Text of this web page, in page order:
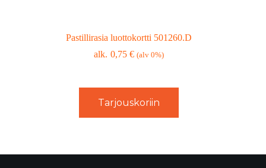
Pastillirasia luottokortti 501260.D
0,75€ (alv 0%)
Tarjouskoriin